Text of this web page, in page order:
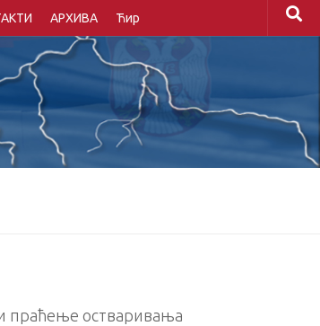
АРХИВА Ћир
праћење остваривања